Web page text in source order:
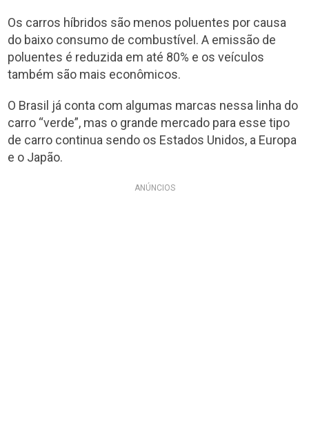
Os carros híbridos são menos poluentes por causa
do baixo consumo de combustível. A emissão de
poluentes é reduzida em até 80% e os veículos
também são mais econômicos.
O Brasil já conta com algumas marcas nessa linha do
carro “verde”, mas o grande mercado para esse tipo
de carro continua sendo os Estados Unidos, a Europa
e o Japão.
ANÚNCIOS